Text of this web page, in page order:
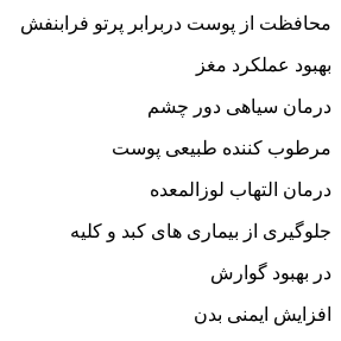
محافظت از پوست دربرابر پرتو فرابنفش
بهبود عملکرد مغز
درمان سیاهی دور چشم
مرطوب کننده طبیعی پوست
درمان التهاب لوزالمعده
جلوگیری از بیماری های کبد و کلیه
در بهبود گوارش
افزایش ایمنی بدن